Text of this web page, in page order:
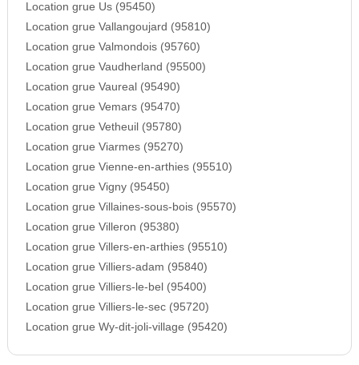
Location grue Us (95450)
Location grue Vallangoujard (95810)
Location grue Valmondois (95760)
Location grue Vaudherland (95500)
Location grue Vaureal (95490)
Location grue Vemars (95470)
Location grue Vetheuil (95780)
Location grue Viarmes (95270)
Location grue Vienne-en-arthies (95510)
Location grue Vigny (95450)
Location grue Villaines-sous-bois (95570)
Location grue Villeron (95380)
Location grue Villers-en-arthies (95510)
Location grue Villiers-adam (95840)
Location grue Villiers-le-bel (95400)
Location grue Villiers-le-sec (95720)
Location grue Wy-dit-joli-village (95420)